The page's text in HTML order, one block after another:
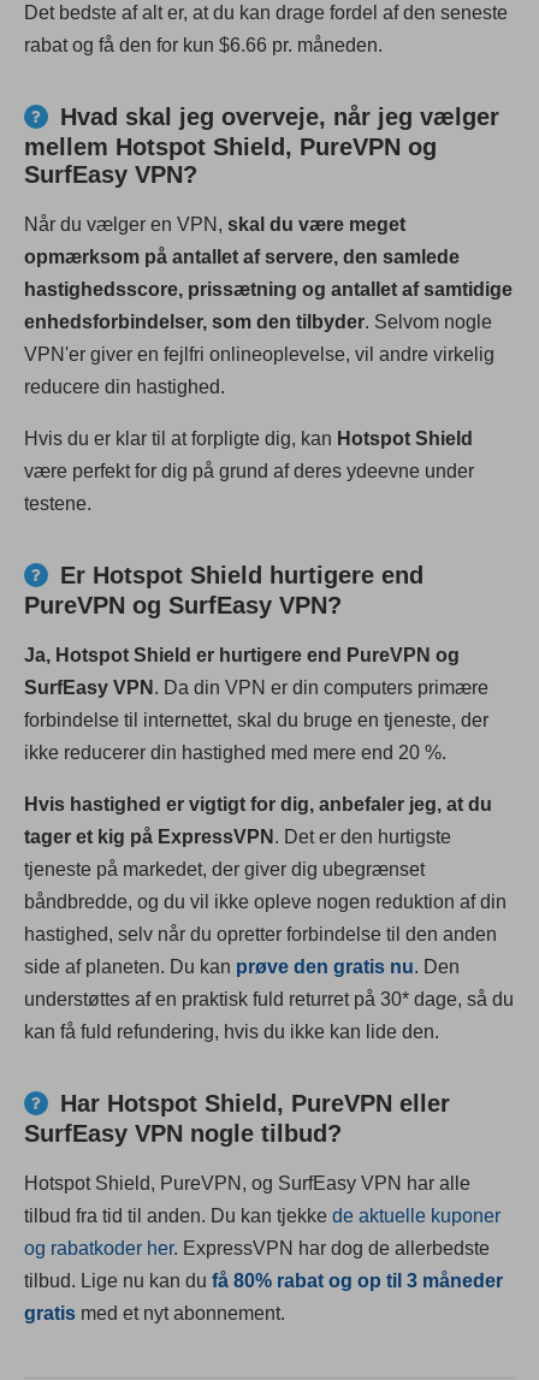
Det bedste af alt er, at du kan drage fordel af den seneste
rabat og få den for kun $6.66 pr. måneden.
Hvad skal jeg overveje, når jeg vælger
mellem Hotspot Shield, PureVPN og
SurfEasy VPN?
Når du vælger en VPN, skal du være meget
opmærksom på antallet af servere, den samlede
hastighedsscore, prissætning og antallet af samtidige
enhedsforbindelser, som den tilbyder. Selvom nogle
VPN'er giver en fejlfri onlineoplevelse, vil andre virkelig
reducere din hastighed.
Hvis du er klar til at forpligte dig, kan Hotspot Shield
være perfekt for dig på grund af deres ydeevne under
testene.
Er Hotspot Shield hurtigere end
PureVPN og SurfEasy VPN?
Ja, Hotspot Shield er hurtigere end PureVPN og
SurfEasy VPN . Da din VPN er din computers primære
forbindelse til internettet, skal du bruge en tjeneste, der
ikke reducerer din hastighed med mere end 20 %.
Hvis hastighed er vigtigt for dig, anbefaler jeg, at du
tager et kig på ExpressVPN . Det er den hurtigste
tjeneste på markedet, der giver dig ubegrænset
båndbredde, og du vil ikke opleve nogen reduktion af din
hastighed, selv når du opretter forbindelse til den anden
side af planeten. Du kan prøve den gratis nu. Den
understøttes af en praktisk fuld returret på 30* dage, så du
kan få fuld refundering, hvis du ikke kan lide den.
Har Hotspot Shield, PureVPN eller
SurfEasy VPN nogle tilbud?
Hotspot Shield, PureVPN, og SurfEasy VPN har alle
tilbud fra tid til anden. Du kan tjekke de aktuelle kuponer
og rabatkoder her. ExpressVPN har dog de allerbedste
tilbud. Lige nu kan du få 80% rabat og op til 3 måneder
gratis med et nyt abonnement.